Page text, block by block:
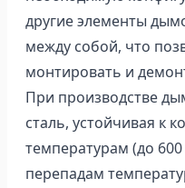
другие элементы
между собой, что
монтировать и
При производстве
сталь, устойчивая к
температурам (до
перепадам